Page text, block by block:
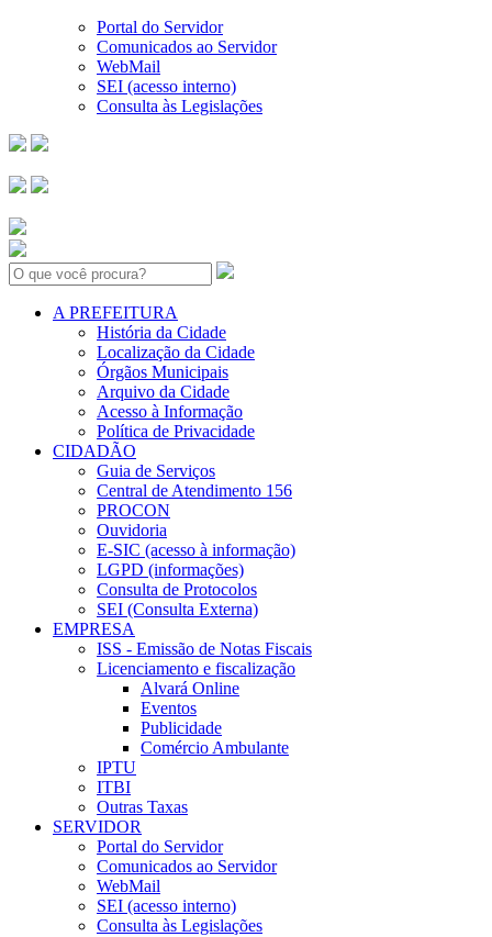
Portal do Servidor
Comunicados ao Servidor
WebMail
SEI (acesso interno)
Consulta às Legislações
Search:
A PREFEITURA
História da Cidade
Localização da Cidade
Órgãos Municipais
Arquivo da Cidade
Acesso à Informação
Política de Privacidade
CIDADÃO
Guia de Serviços
Central de Atendimento 156
PROCON
Ouvidoria
E-SIC (acesso à informação)
LGPD (informações)
Consulta de Protocolos
SEI (Consulta Externa)
EMPRESA
ISS - Emissão de Notas Fiscais
Licenciamento e fiscalização
Alvará Online
Eventos
Publicidade
Comércio Ambulante
IPTU
ITBI
Outras Taxas
SERVIDOR
Portal do Servidor
Comunicados ao Servidor
WebMail
SEI (acesso interno)
Consulta às Legislações